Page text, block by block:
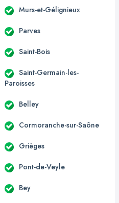
Murs-et-Gélignieux
Parves
Saint-Bois
Saint-Germain-les-
Paroisses
Belley
Cormoranche-sur-Saône
Grièges
Pont-de-Veyle
Bey